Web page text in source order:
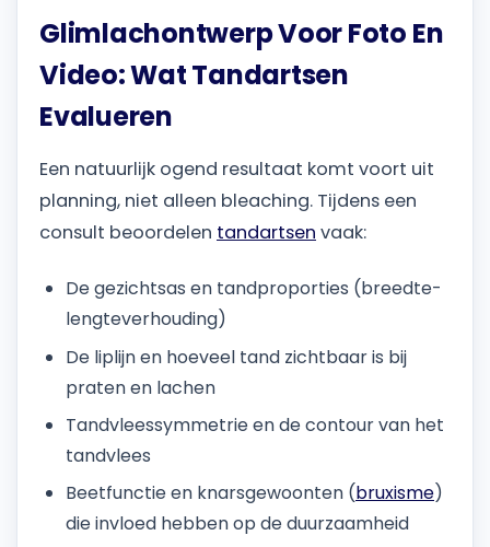
Glimlachontwerp Voor Foto En
Video: Wat Tandartsen
Evalueren
Een natuurlijk ogend resultaat komt voort uit
planning, niet alleen bleaching. Tijdens een
consult beoordelen tandartsen vaak:
De gezichtsas en tandproporties (breedte-
lengteverhouding)
De liplijn en hoeveel tand zichtbaar is bij
praten en lachen
Tandvleessymmetrie en de contour van het
tandvlees
Beetfunctie en knarsgewoonten (bruxisme)
die invloed hebben op de duurzaamheid